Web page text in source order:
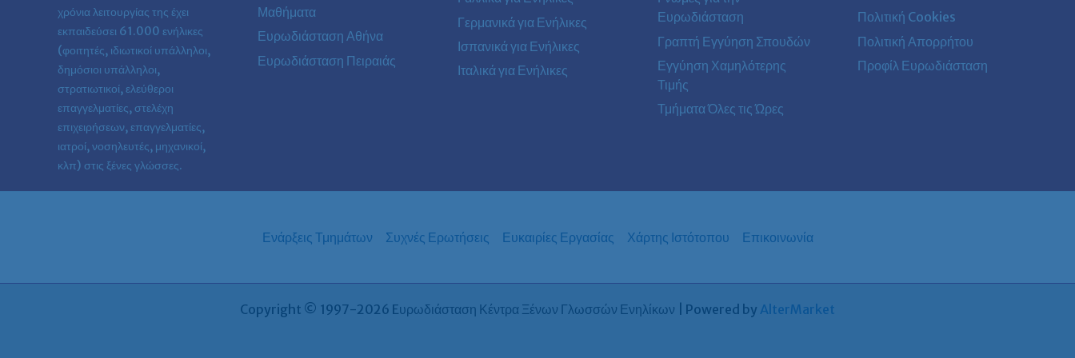
χρόνια λειτουργίας της έχει
εκπαιδεύσει 61.000 ενήλικες
(φοιτητές, ιδιωτικοί υπάλληλοι,
δημόσιοι υπάλληλοι,
στρατιωτικοί, ελεύθεροι
επαγγελματίες, στελέχη
επιχειρήσεων, επαγγελματίες,
ιατροί, νοσηλευτές, μηχανικοί,
κλπ) στις ξένες γλώσσες.
Μαθήματα
Ευρωδιάσταση Αθήνα
Ευρωδιάσταση Πειραιάς
Γερμανικά για Ενήλικες
Ισπανικά για Ενήλικες
Ιταλικά για Ενήλικες
Ευρωδιάσταση
Γραπτή Εγγύηση Σπουδών
Εγγύηση Χαμηλότερης
Τιμής
Τμήματα Όλες τις Ώρες
Πολιτική Cookies
Πολιτική Απορρήτου
Προφίλ Ευρωδιάσταση
Ενάρξεις Τμημάτων Συχνές Ερωτήσεις Ευκαιρίες Εργασίας Χάρτης Ιστότοπου Επικοινωνία
Copyright © 1997-2026 Eυρωδιάσταση Κέντρα Ξένων Γλωσσών Ενηλίκων | Powered by AlterMarket